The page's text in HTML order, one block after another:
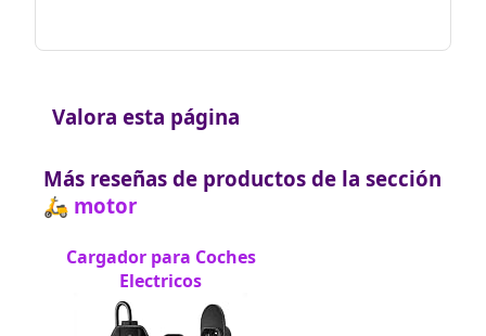
Valora esta página
Más reseñas de productos de la sección
🛵 motor
Cargador para Coches
Electricos